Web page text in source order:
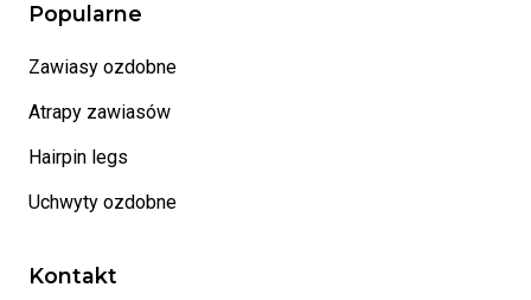
Popularne
Zawiasy ozdobne
Atrapy zawiasów
Hairpin legs
Uchwyty ozdobne
Kontakt